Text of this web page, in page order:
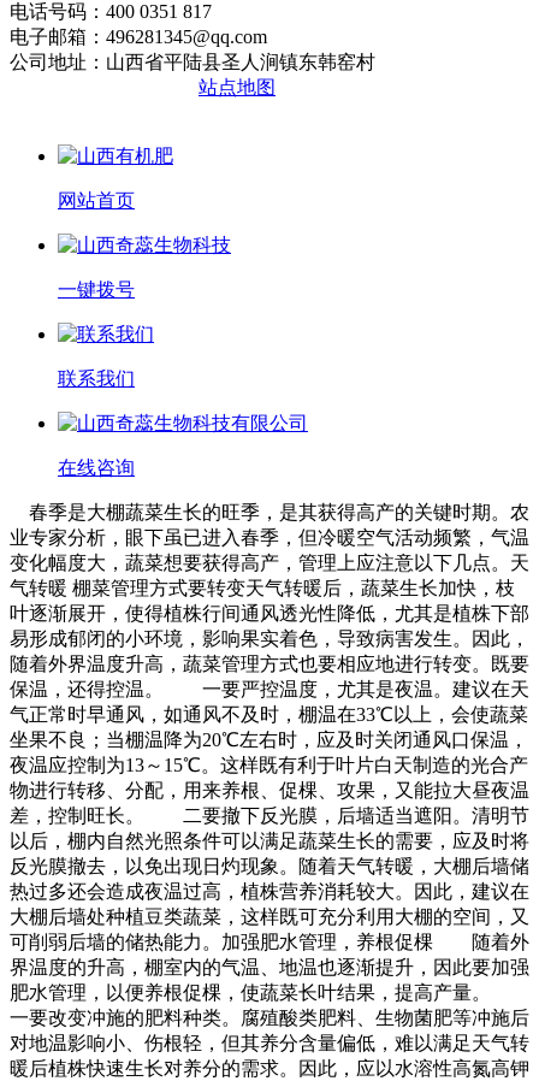
电话号码：400 0351 817
电子邮箱：496281345@qq.com
公司地址：山西省平陆县圣人涧镇东韩窑村
站点地图
网站首页
一键拨号
联系我们
在线咨询
春季是大棚蔬菜生长的旺季，是其获得高产的关键时期。农
业专家分析，眼下虽已进入春季，但冷暖空气活动频繁，气温
变化幅度大，蔬菜想要获得高产，管理上应注意以下几点。天
气转暖 棚菜管理方式要转变天气转暖后，蔬菜生长加快，枝
叶逐渐展开，使得植株行间通风透光性降低，尤其是植株下部
易形成郁闭的小环境，影响果实着色，导致病害发生。因此，
随着外界温度升高，蔬菜管理方式也要相应地进行转变。既要
保温，还得控温。 一要严控温度，尤其是夜温。建议在天
气正常时早通风，如通风不及时，棚温在33℃以上，会使蔬菜
坐果不良；当棚温降为20℃左右时，应及时关闭通风口保温，
夜温应控制为13～15℃。这样既有利于叶片白天制造的光合产
物进行转移、分配，用来养根、促棵、攻果，又能拉大昼夜温
差，控制旺长。 二要撤下反光膜，后墙适当遮阳。清明节
以后，棚内自然光照条件可以满足蔬菜生长的需要，应及时将
反光膜撤去，以免出现日灼现象。随着天气转暖，大棚后墙储
热过多还会造成夜温过高，植株营养消耗较大。因此，建议在
大棚后墙处种植豆类蔬菜，这样既可充分利用大棚的空间，又
可削弱后墙的储热能力。加强肥水管理，养根促棵 随着外
界温度的升高，棚室内的气温、地温也逐渐提升，因此要加强
肥水管理，以便养根促棵，使蔬菜长叶结果，提高产量。
一要改变冲施的肥料种类。腐殖酸类肥料、生物菌肥等冲施后
对地温影响小、伤根轻，但其养分含量偏低，难以满足天气转
暖后植株快速生长对养分的需求。因此，应以水溶性高氮高钾